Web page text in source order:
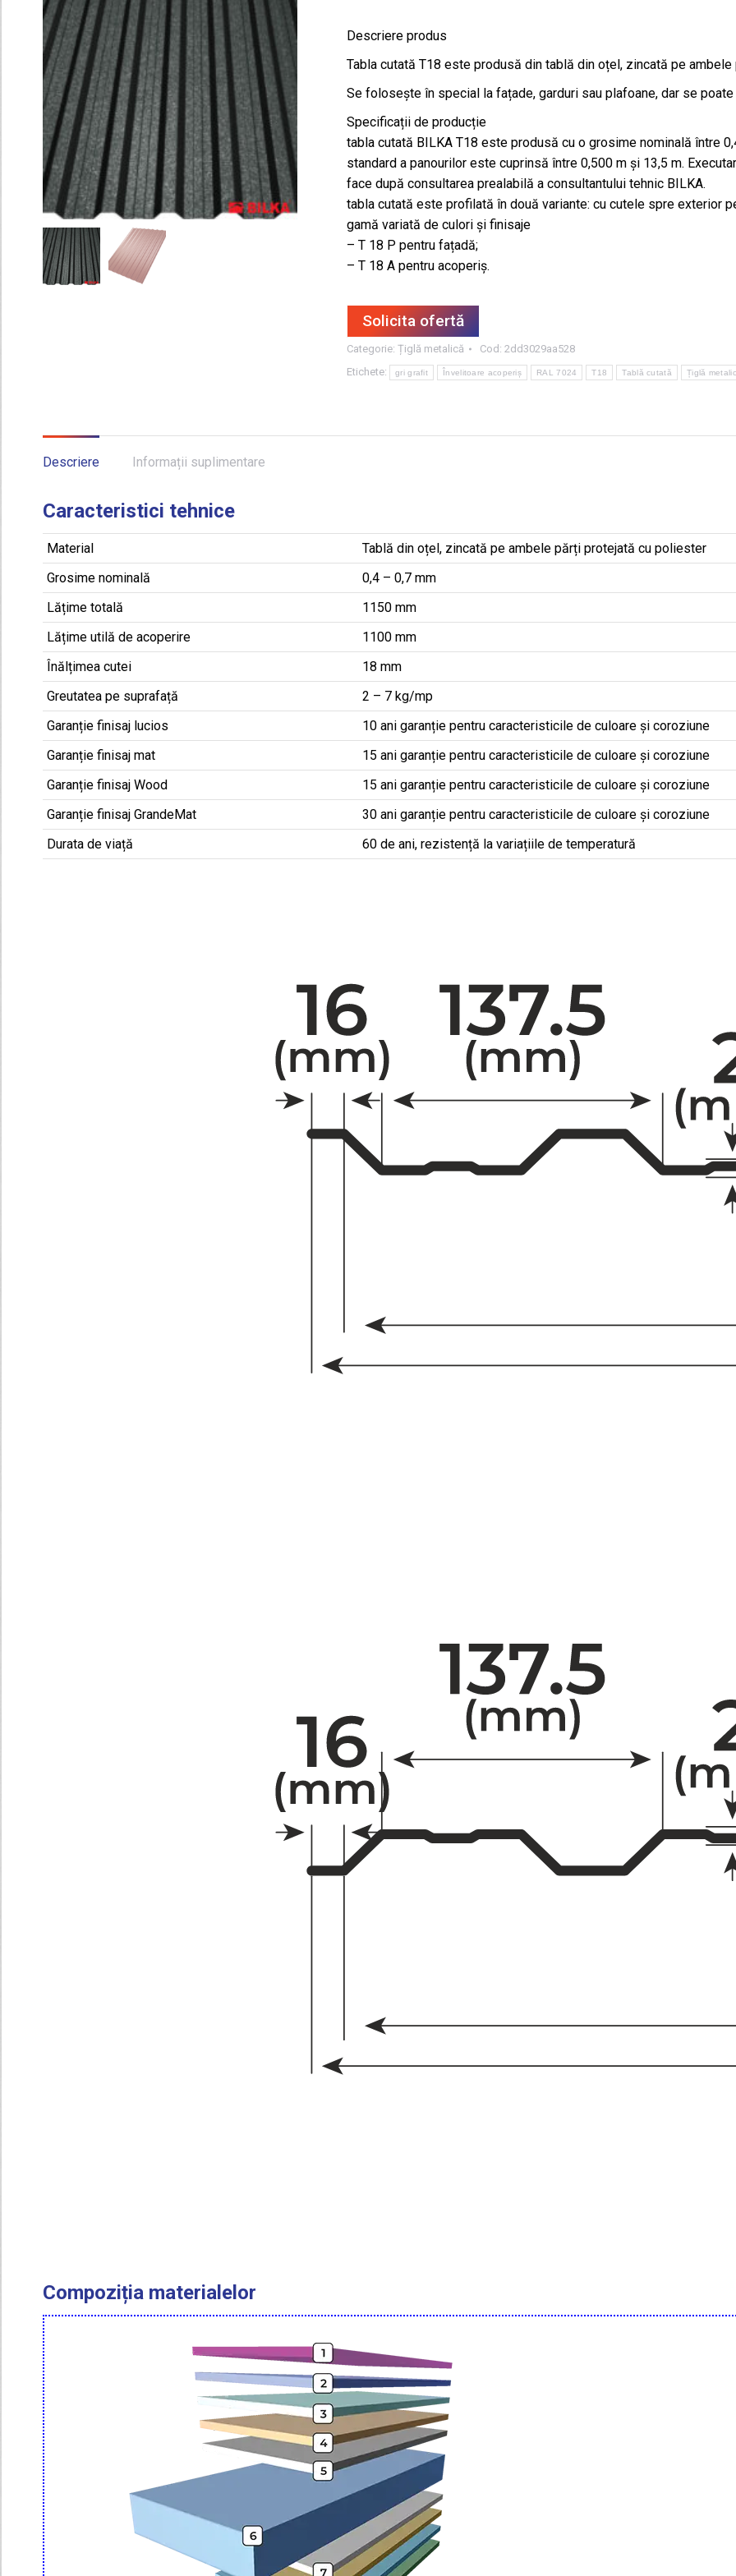
Descriere produs
Tabla cutată T18 este produsă din tablă din oțel, zincată pe
Se folosește în special la fațade, garduri sau plafoane, dar se
Specificații de producție
tabla cutată BILKA T18 este produsă cu o grosime nominală între
standard a panourilor este cuprinsă între 0,500 m și 13,5 m.
face după consultarea prealabilă a consultantului tehnic BILKA.
tabla cutată este profilată în două variante: cu cutele spre exterior
gamă variată de culori și finisaje
– T 18 P pentru fațadă;
– T 18 A pentru acoperiș.
Solicita ofertă
Categorie: Țiglă metalică Cod: 2dd3029aa528
Etichete:
gri grafit Învelitoare acoperiș RAL 7024 T18 Tablă cutată Țiglă
Descriere Informații suplimentare
Caracteristici tehnice
Material
Tablă din oțel, zincată pe ambele părți protejată cu poliester
Grosime nominală
0,4 – 0,7 mm
Lățime totală
1150 mm
Lățime utilă de acoperire
1100 mm
Înălțimea cutei
18 mm
Greutatea pe suprafață
2 – 7 kg/mp
Garanție finisaj lucios
10 ani garanție pentru caracteristicile de culoare și coroziune
Garanție finisaj mat
15 ani garanție pentru caracteristicile de culoare și coroziune
Garanție finisaj Wood
15 ani garanție pentru caracteristicile de culoare și coroziune
Garanție finisaj GrandeMat
30 ani garanție pentru caracteristicile de culoare și coroziune
Durata de viață
60 de ani, rezistență la variațiile de temperatură
Compoziția materialelor